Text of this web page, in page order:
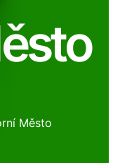
Město